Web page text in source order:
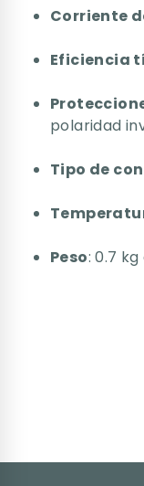
Corriente
Eficiencia
polaridad
Tipo de
Peso: 0.7